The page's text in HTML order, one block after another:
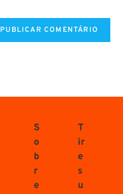
S
o
b
r
e
T
ir
e
s
u